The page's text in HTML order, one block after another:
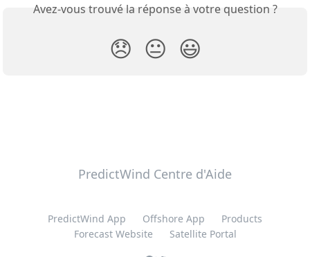
Avez-vous trouvé la réponse à votre question ?
😞 😐 😃
PredictWind Centre d'Aide
PredictWind App Offshore App
Products
Forecast Website
Satellite Portal